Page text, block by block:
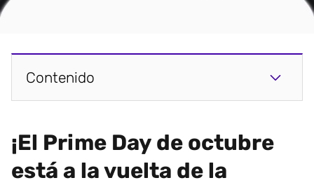
Contenido
¡El Prime Day de octubre
está a la vuelta de la